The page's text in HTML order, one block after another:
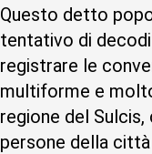
Questo detto
tentativo di
registrare le
multiforme e
regione del
persone della